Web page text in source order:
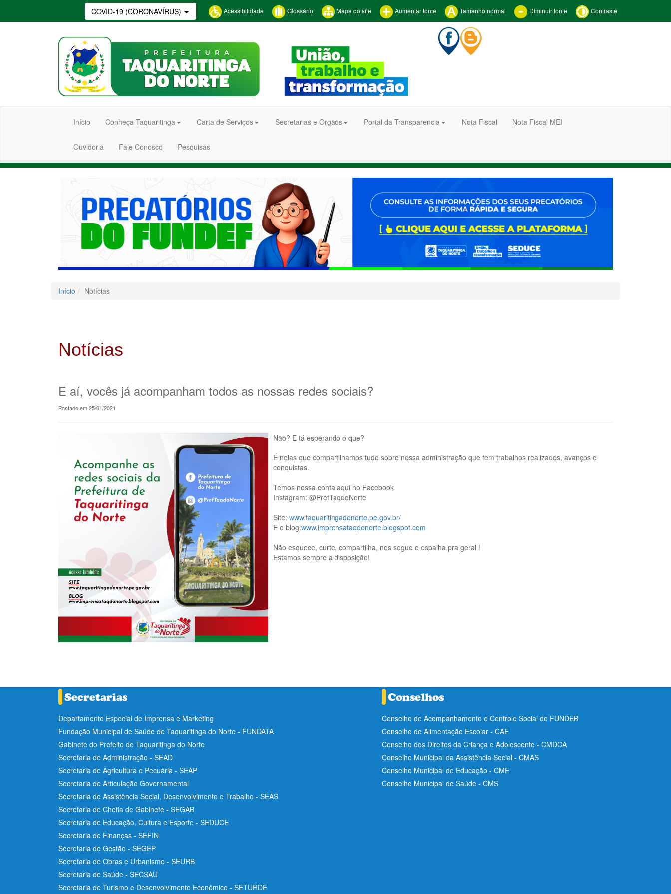
COVID-19 (CORONAVÍRUS) Acessibilidade Glossário Mapa do site Aumentar fonte Tamanho normal Diminuir fonte Contraste
Início Conheça Taquaritinga Carta de Serviços Secretarias e Orgãos Portal da Transparencia Nota Fiscal Nota Fiscal MEI
Ouvidoria Fale Conosco Pesquisas
Início Notícias
Notícias
E aí, vocês já acompanham todos as nossas redes sociais?
Postado em 25/01/2021
Não? E tá esperando o que?
É nelas que compartilhamos tudo sobre nossa administração que tem trabalhos realizados, avanços e
conquistas.
Temos nossa conta aqui no Facebook
Instagram: @PrefTaqdoNorte
Site: www.taquaritingadonorte.pe.gov.br/
E o blog:www.imprensataqdonorte.blogspot.com
Não esquece, curte, compartilha, nos segue e espalha pra geral !
Estamos sempre a disposição!
Departamento Especial de Imprensa e Marketing
Fundação Municipal de Saúde de Taquaritinga do Norte - FUNDATA
Gabinete do Prefeito de Taquaritinga do Norte
Secretaria de Administração - SEAD
Secretaria de Agricultura e Pecuária - SEAP
Secretaria de Articulação Governamental
Secretaria de Assistência Social, Desenvolvimento e Trabalho - SEAS
Secretaria de Chefia de Gabinete - SEGAB
Secretaria de Educação, Cultura e Esporte - SEDUCE
Secretaria de Finanças - SEFIN
Secretaria de Gestão - SEGEP
Secretaria de Obras e Urbanismo - SEURB
Secretaria de Saúde - SECSAU
Secretaria de Turismo e Desenvolvimento Econômico - SETURDE
Conselho de Acompanhamento e Controle Social do FUNDEB
Conselho de Alimentação Escolar - CAE
Conselho dos Direitos da Criança e Adolescente - CMDCA
Conselho Municipal da Assistência Social - CMAS
Conselho Municipal de Educação - CME
Conselho Municipal de Saúde - CMS